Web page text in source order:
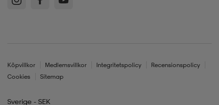
Köpvillkor Medlemsvillkor Integritetspolicy
Recensionspolicy
Cookies
Sitemap
Sverige - SEK